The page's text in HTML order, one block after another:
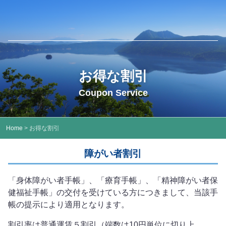
お得な割引
Coupon Service
Home > お得な割引
障がい者割引
「身体障がい者手帳」、「療育手帳」、「精神障がい者保
健福祉手帳」の交付を受けている方につきまして、当該手
帳の提示により適用となります。